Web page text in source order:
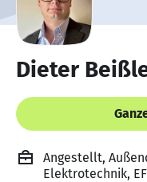
Dieter
Angestellt,
Elektrotechnik,